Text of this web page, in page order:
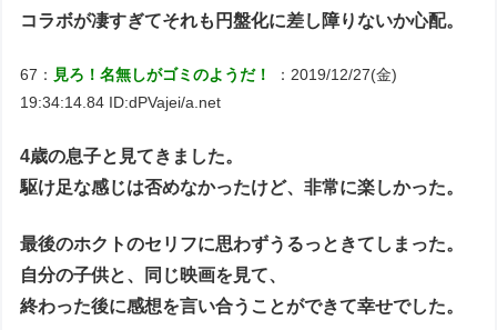
コラボが凄すぎてそれも円盤化に差し障りないか心配。
67： 見ろ！名無しがゴミのようだ！
：2019/12/27(金)
19:34:14.84 ID:dPVajei/a.net
4歳の息子と見てきました。
駆け足な感じは否めなかったけど、非常に楽しかった。
最後のホクトのセリフに思わずうるっときてしまった。
自分の子供と、同じ映画を見て、
終わった後に感想を言い合うことができて幸せでした。